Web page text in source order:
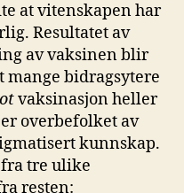
at vitenskapen har
Resultatet av
av vaksinen blir
mange bidragsytere
vaksinasjon heller
overbefolket av
kunnskap.
tre ulike
resten: